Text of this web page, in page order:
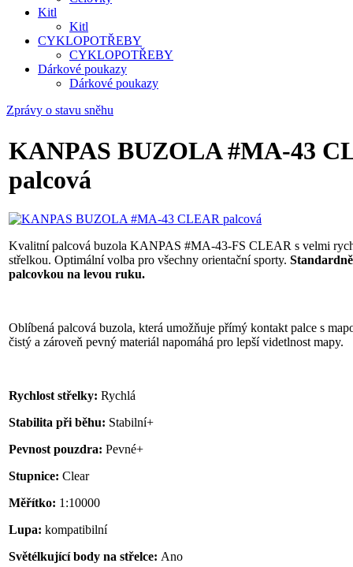
Kitl
Kitl
CYKLOPOTŘEBY
CYKLOPOTŘEBY
Dárkové poukazy
Dárkové poukazy
Zprávy o stavu sněhu
KANPAS BUZOLA #MA-43
palcová
Kvalitní palcová buzola KANPAS #MA-43-FS CLEAR s velmi
střelkou. Optimální volba pro všechny orientační sporty.
palcovkou na levou ruku.
Oblíbená palcová buzola, která umožňuje přímý kontakt palce s
čistý a zároveň pevný materiál napomáhá pro lepší videtlnost mapy.
Rychlost střelky: Rychlá
Stabilita při běhu: Stabilní+
Pevnost pouzdra: Pevné+
Stupnice: Clear
Měřítko: 1:10000
Lupa: kompatibilní
Světélkující body na střelce: Ano